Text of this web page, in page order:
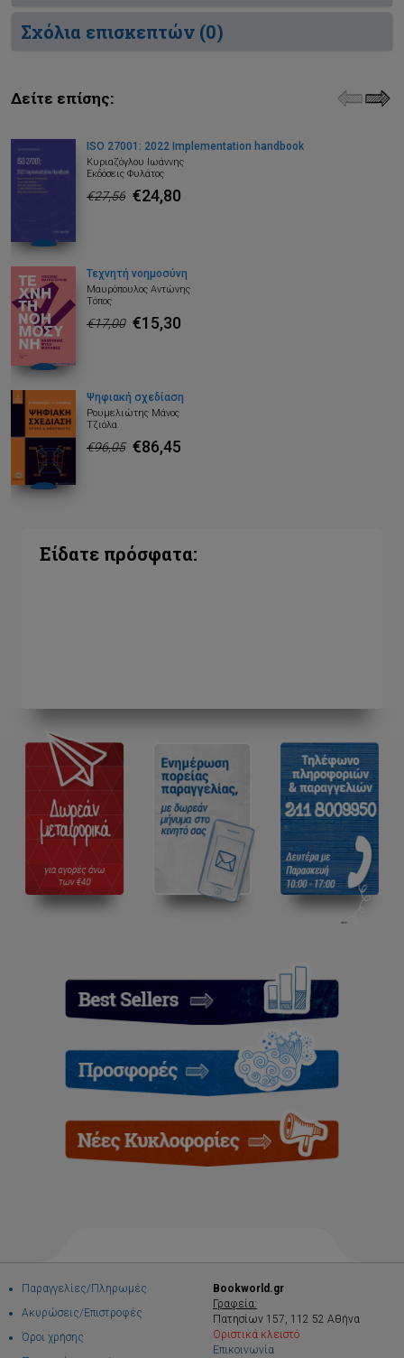
Σχόλια επισκεπτών (0)
Δείτε επίσης:
ISO 27001: 2022 Implementation handbook
Κυριαζόγλου Ιωάννης
Εκδόσεις Φυλάτος
€27,56 €24,80
Τεχνητή νοημοσύνη
Μαυρόπουλος Αντώνης
Τόπος
€17,00 €15,30
Ψηφιακή σχεδίαση
Ρουμελιώτης Μάνος
Τζιόλα
€96,05 €86,45
Είδατε πρόσφατα:
Παραγγελίες/Πληρωμές
Ακυρώσεις/Επιστροφές
Όροι χρήσης
Bookworld.gr
Γραφεία:
Πατησίων 157, 112 52 Αθήνα
Οριστικά κλειστό
Επικοινωνία